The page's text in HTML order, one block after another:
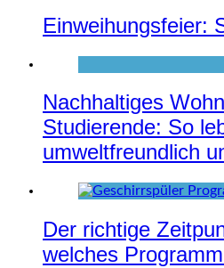
Einweihungsfeier:
Nachhaltiges
Studierende: So
umweltfreundlich
Der richtige
welches